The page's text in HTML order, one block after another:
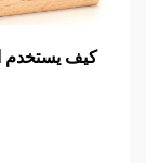
كيف يستخدم